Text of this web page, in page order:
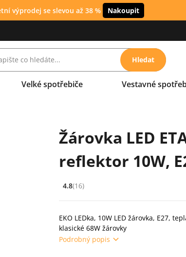
výprodej se slevou až 38 % Nakoupit
Hledat
Velké spotřebiče Vestavné
Žárovka LED
reflektor 10W,
Hodnocení: 4.8 z 5 (16 recenzí)
4.8(16)
EKO LEDka, 10W LED žárovka, E27,
klasické 68W žárovky
Podrobný popis